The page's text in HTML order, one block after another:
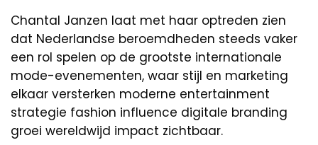
Chantal Janzen laat met haar optreden zien
dat Nederlandse beroemdheden steeds vaker
een rol spelen op de grootste internationale
mode-evenementen, waar stijl en marketing
elkaar versterken moderne entertainment
strategie fashion influence digitale branding
groei wereldwijd impact zichtbaar.